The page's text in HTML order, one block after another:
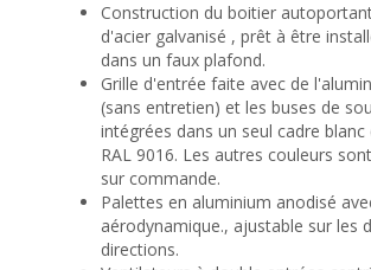
Construction du boitier
d'acier galvanisé , prêt à être
dans un faux plafond.
Grille d'entrée faite avec de
(sans entretien) et les buses de
intégrées dans un seul cadre
RAL 9016. Les autres couleurs
sur commande.
Palettes en aluminium anodisé
aérodynamique., ajustable sur les
directions.